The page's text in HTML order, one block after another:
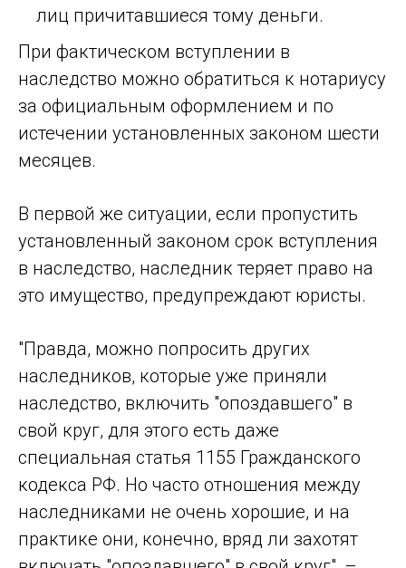
лиц причитавшиеся тому деньги.
При фактическом вступлении в
наследство можно обратиться к нотариусу
за официальным оформлением и по
истечении установленных законом шести
месяцев.
В первой же ситуации, если пропустить
установленный законом срок вступления
в наследство, наследник теряет право на
это имущество, предупреждают юристы.
"Правда, можно попросить других
наследников, которые уже приняли
наследство, включить "опоздавшего" в
свой круг, для этого есть даже
специальная статья 1155 Гражданского
кодекса РФ. Но часто отношения между
наследниками не очень хорошие, и на
практике они, конечно, вряд ли захотят